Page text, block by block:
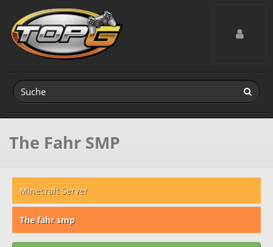
Toggle
The Fahr SMP
Minecraft Server
The fahr smp